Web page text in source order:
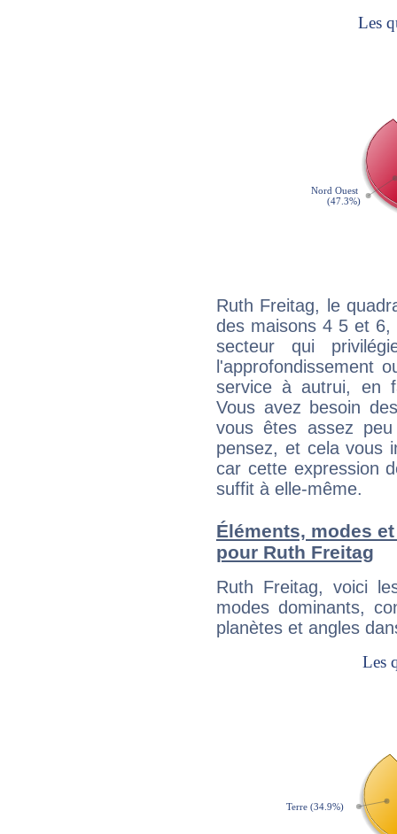
Ruth Freitag, le
des maisons 4 5 et
secteur qui
l'approfondissement
service à autrui, en
Vous avez besoin
vous êtes assez
pensez, et cela vous
car cette expression
suffit à elle-même.
Éléments, modes
pour Ruth Freitag
Ruth Freitag, voici
modes dominants,
planètes et angles